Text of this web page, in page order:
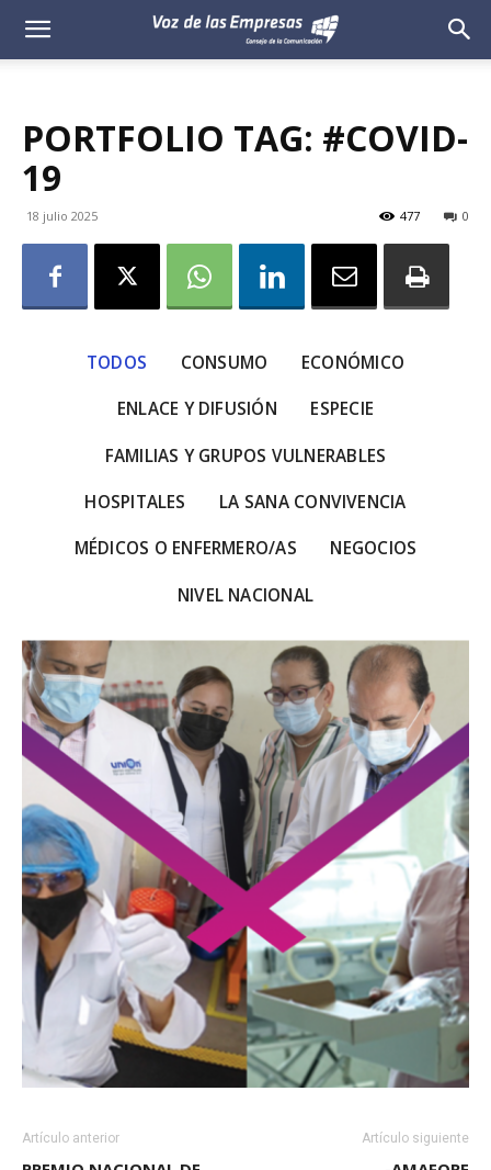
Voz
Empresas
PORTFOLIO TAG: #COVID-
19
18 julio 2025 0
477
TODOS CONSUMO ECONÓMICO
ENLACE Y DIFUSIÓN ESPECIE
FAMILIAS Y GRUPOS VULNERABLES
HOSPITALES LA SANA CONVIVENCIA
MÉDICOS O ENFERMERO/AS NEGOCIOS
NIVEL NACIONAL
Artículo anterior Artículo siguiente